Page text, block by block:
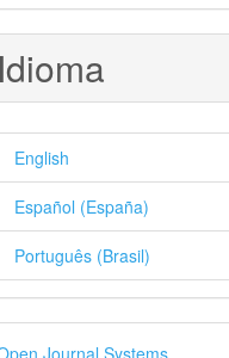
English
Español (España)
Português (Brasil)
Journal Systems